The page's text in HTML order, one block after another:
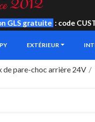
GLS gratuite : code
EXTÉRIEUR
de pare-choc arrière 24V